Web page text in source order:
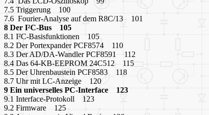
7.5 Triggerung 100
7.6 Fourier-Analyse auf dem R8C/13 101
8 Der I²C-Bus 105
8.1 I²C-Basisfunktionen 105
8.2 Der Portexpander PCF8574 110
8.3 Der AD/DA-Wandler PCF8591 112
8.4 Das 64-KB-EEPROM 24C512 115
8.5 Der Uhrenbaustein PCF8583 118
8.7 Uhr mit LC-Anzeige 120
9 Ein universelles PC-Interface 123
9.1 Interface-Protokoll 123
9.2 Firmware 125